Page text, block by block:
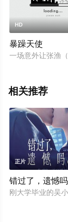
HD
暴躁天使
一场意外让张渔
相关推荐
正片
错过了，遗憾吗
刚大学毕业的吴